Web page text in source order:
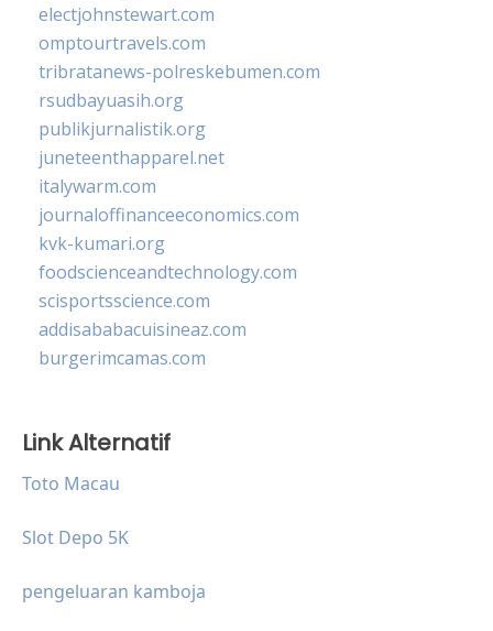
electjohnstewart.com
omptourtravels.com
tribratanews-polreskebumen.com
rsudbayuasih.org
publikjurnalistik.org
juneteenthapparel.net
italywarm.com
journaloffinanceeconomics.com
kvk-kumari.org
foodscienceandtechnology.com
scisportsscience.com
addisababacuisineaz.com
burgerimcamas.com
Link Alternatif
Toto Macau
Slot Depo 5K
pengeluaran kamboja